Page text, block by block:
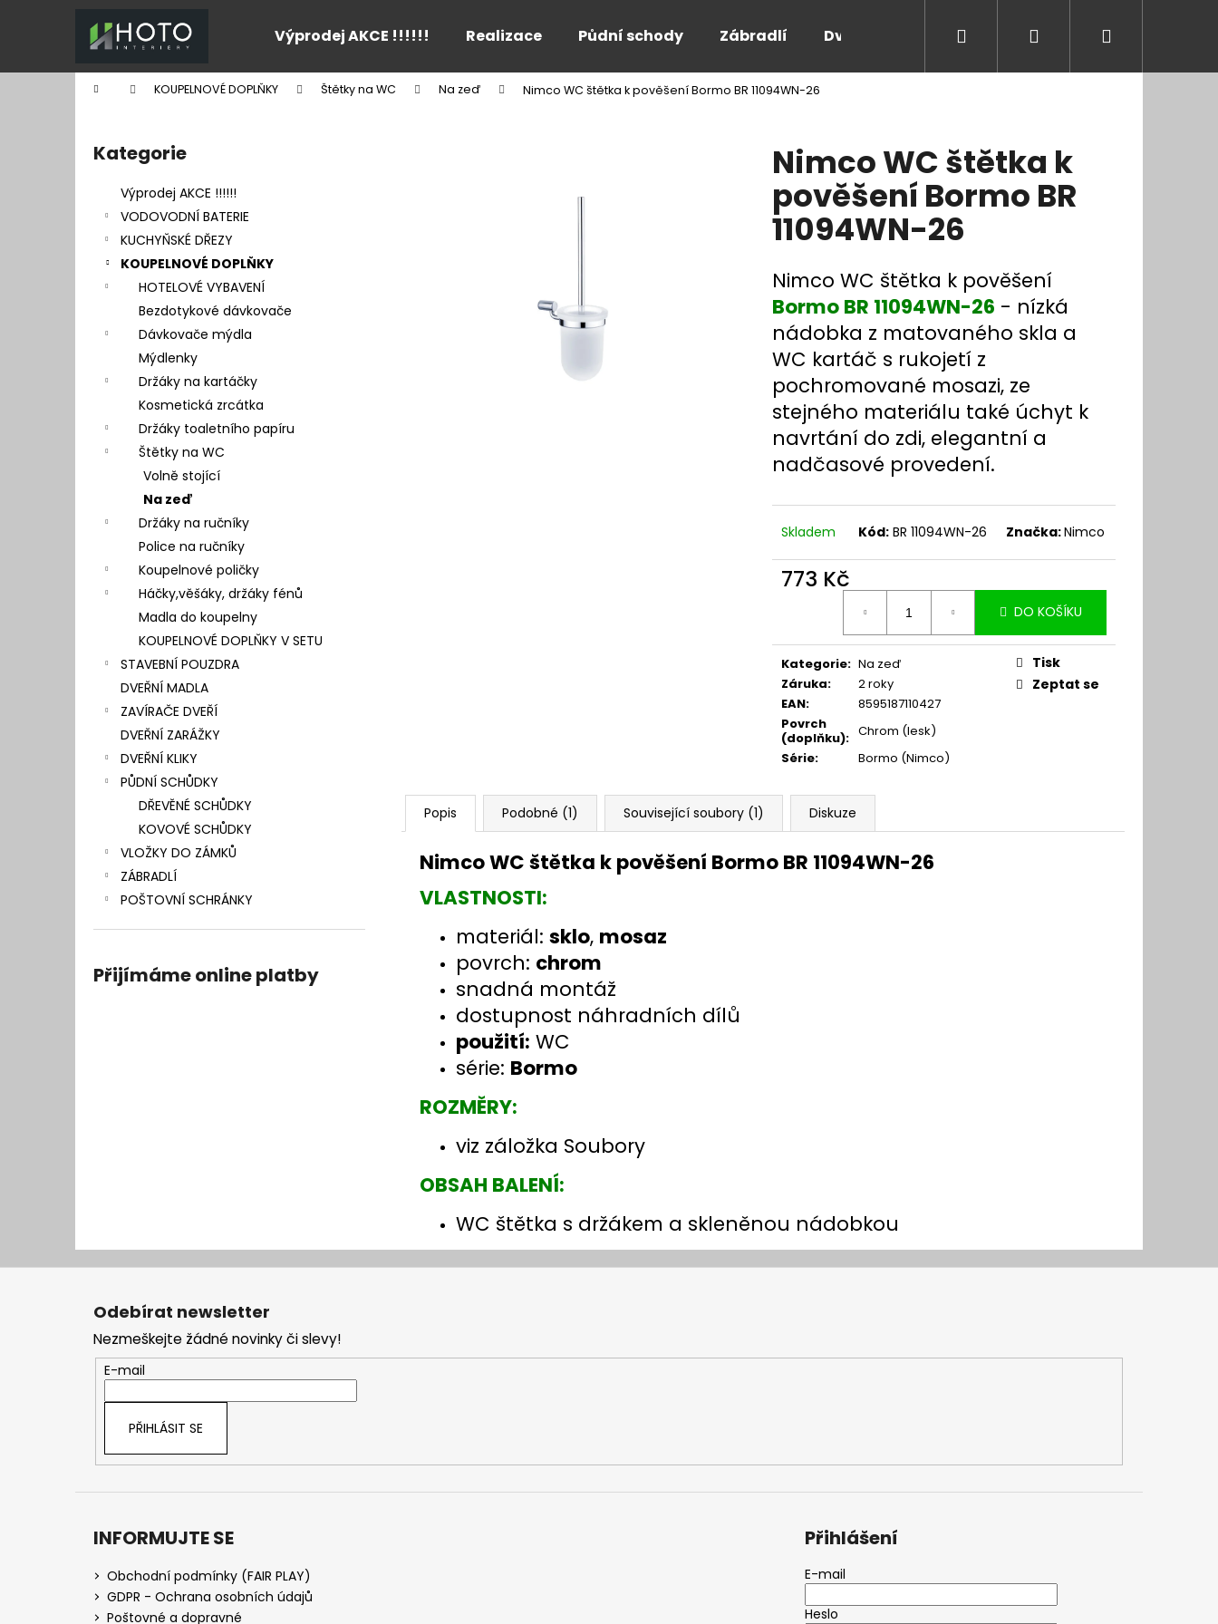
Výprodej AKCE !!!!!! Realizace Půdní schody Zábradlí Dveře a zárubně Kontakt Blog
Přihlášení
Domů KOUPELNOVÉ DOPLŇKY Štětky na WC Na zeď Nimco WC štětka k pověšení Bormo BR 11094WN-26
Přeskočit
kategorie
Kategorie
Výprodej AKCE !!!!!!
VODOVODNÍ BATERIE
KUCHYŇSKÉ DŘEZY
KOUPELNOVÉ DOPLŇKY
HOTELOVÉ VYBAVENÍ
Bezdotykové dávkovače
Dávkovače mýdla
Mýdlenky
Držáky na kartáčky
Kosmetická zrcátka
Držáky toaletního papíru
Štětky na WC
Volně stojící
Na zeď
Držáky na ručníky
Police na ručníky
Koupelnové poličky
Háčky,věšáky, držáky fénů
Madla do koupelny
KOUPELNOVÉ DOPLŇKY V SETU
STAVEBNÍ POUZDRA
DVEŘNÍ MADLA
ZAVÍRAČE DVEŘÍ
DVEŘNÍ ZARÁŽKY
DVEŘNÍ KLIKY
PŮDNÍ SCHŮDKY
DŘEVĚNÉ SCHŮDKY
KOVOVÉ SCHŮDKY
VLOŽKY DO ZÁMKŮ
ZÁBRADLÍ
POŠTOVNÍ SCHRÁNKY
Přijímáme online platby
Nimco WC štětka k
pověšení Bormo BR
11094WN-26
Nimco WC štětka k pověšení
Bormo BR 11094WN-26 - nízká
nádobka z matovaného skla a
WC kartáč s rukojetí z
pochromované mosazi, ze
stejného materiálu také úchyt k
navrtání do zdi, elegantní a
nadčasové provedení.
Skladem Kód: BR 11094WN-26 Značka:Nimco
773 Kč
DO KOŠÍKU
Kategorie: Na zeď
Záruka:
2 roky
EAN:
8595187110427
Povrch
(doplňku): Chrom (lesk)
Série: Bormo (Nimco)
Tisk
Zeptat se
Popis Podobné (1) Související soubory (1) Diskuze
Nimco WC štětka k pověšení Bormo BR 11094WN-26
VLASTNOSTI:
materiál: sklo, mosaz
povrch: chrom
snadná montáž
dostupnost náhradních dílů
použití: WC
série: Bormo
ROZMĚRY:
viz záložka Soubory
OBSAH BALENÍ:
WC štětka s držákem a skleněnou nádobkou
í
Zpět
do
Zpět
do
Co potřebujete najít?
Z
Odebírat newsletter
Nezmeškejte žádné novinky či slevy!
E-mail
PŘIHLÁSIT SE
INFORMUJTE SE
Obchodní podmínky (FAIR PLAY)
GDPR - Ochrana osobních údajů
Poštovné a dopravné
Přihlášení
E-mail
Heslo